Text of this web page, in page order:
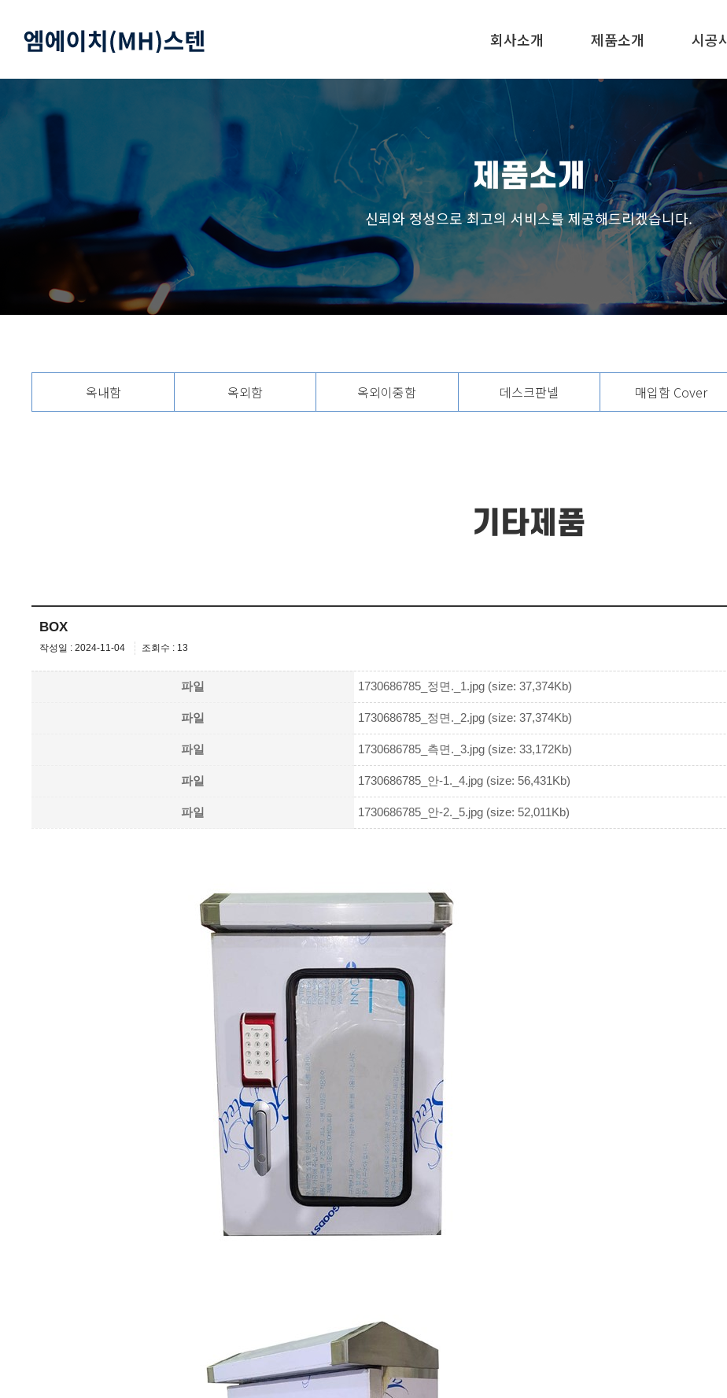
회사소개 제품소개 시공
제품소개
신뢰와 정성으로 최고의 서비스를 제공해드리겠습니다.
옥내함 옥외함 옥외이중함 데스크판넬 매입함 Cover
기타제품
BOX
작성일 : 2024-11-04 조회수 : 13
파일 1730686785_정면._1.jpg (size: 37,374Kb)
파일 1730686785_정면._2.jpg (size: 37,374Kb)
파일 1730686785_측면._3.jpg (size: 33,172Kb)
파일 1730686785_안-1._4.jpg (size: 56,431Kb)
파일 1730686785_안-2._5.jpg (size: 52,011Kb)